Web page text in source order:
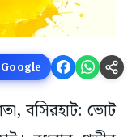
বসিরহাট: ভোট